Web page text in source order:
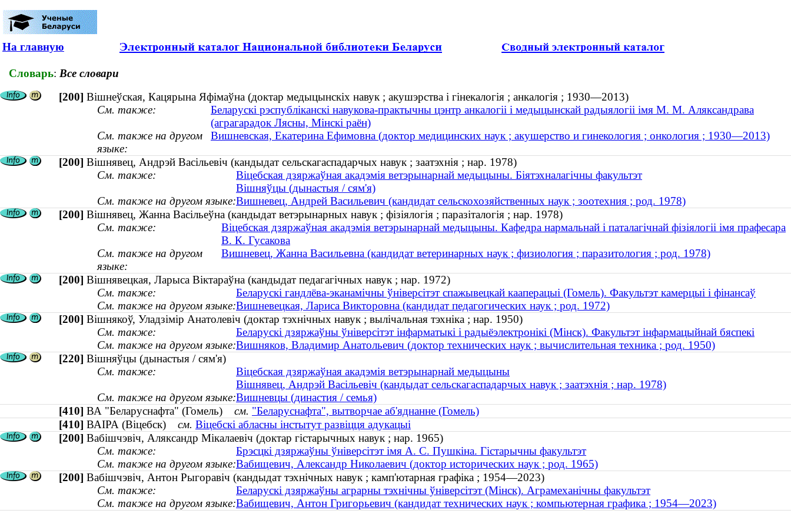
На главную
Словарь: Все словари
[200] Вішнеўская, Кацярына Яфімаўна (доктар медыцынскіх навук ; акушэрства і гінекалогія ; анкалогія ; 1930—2013)
См. также:
Беларускі рэспубліканскі навукова-практычны цэнтр анкалогіі і медыцынскай радыялогіі імя М. М. Аляксандрава
(аграгарадок Лясны, Мінскі раён)
См. также на другом
языке:
Вишневская, Екатерина Ефимовна (доктор медицинских наук ; акушерство и гинекология ; онкология ; 1930—2013)
[200] Вішнявец, Андрэй Васільевіч (кандыдат сельскагаспадарчых навук ; заатэхнія ; нар. 1978)
См. также:
Віцебская дзяржаўная акадэмія ветэрынарнай медыцыны. Біятэхналагічны факультэт
Вішняўцы (дынастыя / сям'я)
См. также на другом языке:Вишневец, Андрей Васильевич (кандидат сельскохозяйственных наук ; зоотехния ; род. 1978)
[200] Вішнявец, Жанна Васільеўна (кандыдат ветэрынарных навук ; фізіялогія ; паразіталогія ; нар. 1978)
См. также:
Віцебская дзяржаўная акадэмія ветэрынарнай медыцыны. Кафедра нармальнай і паталагічнай фізіялогіі імя прафесара
В. К. Гусакова
См. также на другом
языке:
Вишневец, Жанна Васильевна (кандидат ветеринарных наук ; физиология ; паразитология ; род. 1978)
[200] Вішнявецкая, Ларыса Віктараўна (кандыдат педагагічных навук ; нар. 1972)
См. также:
Беларускі гандлёва-эканамічны ўніверсітэт спажывецкай кааперацыі (Гомель). Факультэт камерцыі і фінансаў
См. также на другом языке:Вишневецкая, Лариса Викторовна (кандидат педагогических наук ; род. 1972)
[200] Вішнякоў, Уладзімір Анатолевіч (доктар тэхнічных навук ; вылічальная тэхніка ; нар. 1950)
См. также:
Беларускі дзяржаўны ўніверсітэт інфарматыкі і радыёэлектронікі (Мінск). Факультэт інфармацыйнай бяспекі
См. также на другом языке:Вишняков, Владимир Анатольевич (доктор технических наук ; вычислительная техника ; род. 1950)
[220] Вішняўцы (дынастыя / сям'я)
См. также:
Віцебская дзяржаўная акадэмія ветэрынарнай медыцыны
Вішнявец, Андрэй Васільевіч (кандыдат сельскагаспадарчых навук ; заатэхнія ; нар. 1978)
См. также на другом языке:Вишневцы (династия / семья)
[410] ВА "Беларуснафта" (Гомель) см. "Беларуснафта", вытворчае аб'яднанне (Гомель)
[410] ВАІРА (Віцебск) см. Віцебскі абласны інстытут развіцця адукацыі
[200] Вабішчэвіч, Аляксандр Мікалаевіч (доктар гістарычных навук ; нар. 1965)
См. также:
Брэсцкі дзяржаўны ўніверсітэт імя А. С. Пушкіна. Гістарычны факультэт
См. также на другом языке:Вабищевич, Александр Николаевич (доктор исторических наук ; род. 1965)
[200] Вабішчэвіч, Антон Рыгоравіч (кандыдат тэхнічных навук ; камп'ютарная графіка ; 1954—2023)
См. также:
Беларускі дзяржаўны аграрны тэхнічны ўніверсітэт (Мінск). Аграмеханічны факультэт
См. также на другом языке:Вабищевич, Антон Григорьевич (кандидат технических наук ; компьютерная графика ; 1954—2023)